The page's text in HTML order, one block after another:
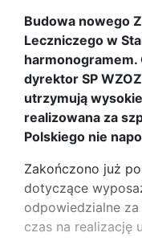
Budowa nowego
Leczniczego w
harmonogramem.
dyrektor SP
utrzymują
realizowana za
Polskiego nie
Zakończono już
dotyczące
odpowiedzialne
czas na realizację